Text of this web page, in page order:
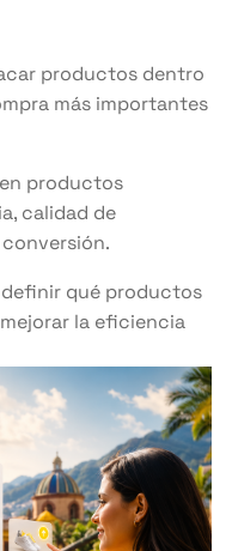
productos dentro
más importantes
productos
calidad de
definir qué productos
la eficiencia